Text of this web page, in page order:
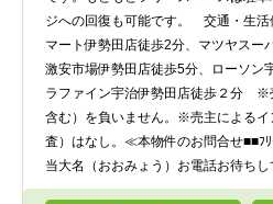
ジへの回復も可能です。 交通・生
マート伊勢田店徒歩2分、マツヤスー
激安市場伊勢田店徒歩5分、ローソン
ラファイン宇治伊勢田店徒歩２分 ※
含む）を負いません。※売主によるイ
査）はなし。≪本物件のお問合せ■■ﾌ
当大名（おおみょう）お電話お待ち